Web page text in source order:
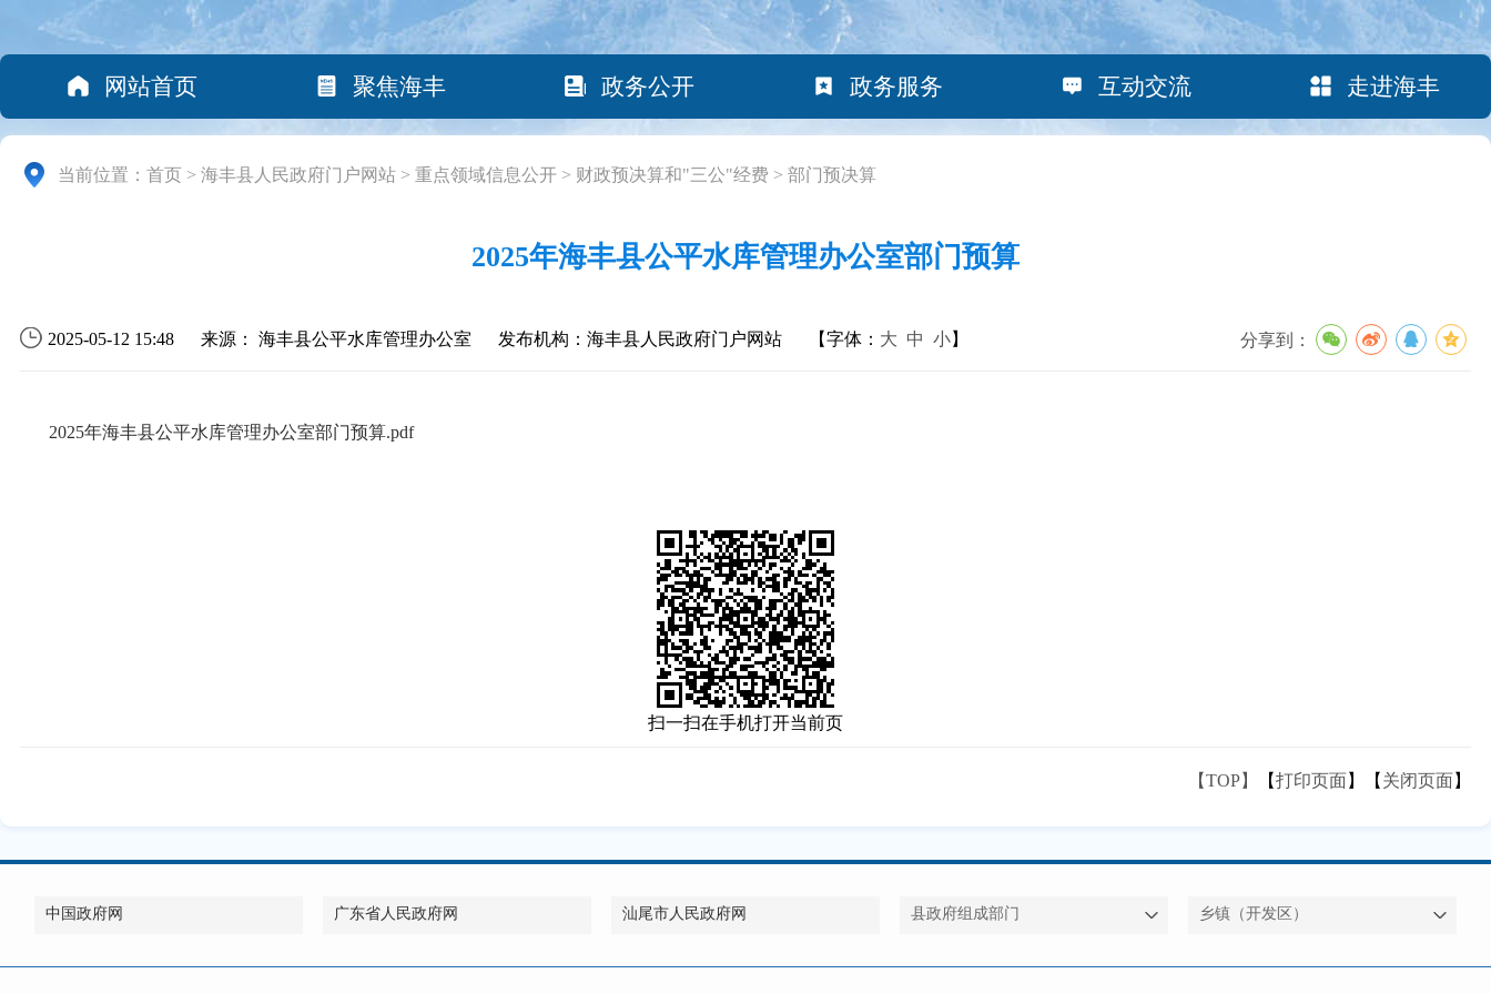
网站首页 聚焦海丰 政务公开 政务服务 互动交流 走进海丰
当前位置： 首页 > 海丰县人民政府门户网站 > 重点领域信息公开 > 财政预决算和"三公"经费 > 部门预决算
2025年海丰县公平水库管理办公室部门预算
2025-05-12 15:48 来源： 海丰县公平水库管理办公室 发布机构：海丰县人民政府门户网站 【字体： 大 中 小】 分享到：
2025年海丰县公平水库管理办公室部门预算.pdf
扫一扫在手机打开当前页
【TOP】 【打印页面】【 关闭页面】
中国政府网 广东省人民政府网 汕尾市人民政府网 县政府组成部门 乡镇（开发区）